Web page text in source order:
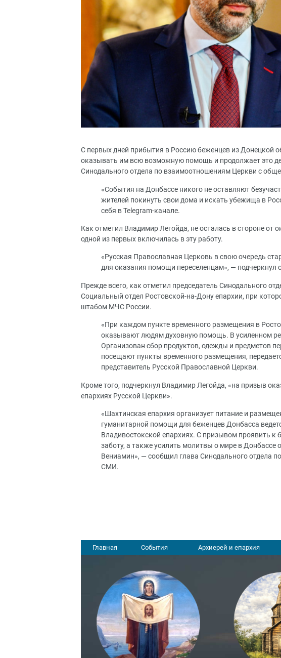
С первых дней прибытия в Россию беженцев из Донецкой
оказывать им всю возможную помощь и продолжает это
Синодального отдела по взаимоотношениям Церкви с
«События на Донбассе никого не оставляют
жителей покинуть свои дома и искать убежища в
себя в Telegram-канале.
Как отметил Владимир Легойда, не осталась в стороне
одной из первых включилась в эту работу.
«Русская Православная Церковь в свою очередь
для оказания помощи переселенцам», — подчеркнул
Прежде всего, как отметил председатель Синодального
Социальный отдел Ростовской-на-Дону епархии, при
штабом МЧС России.
«При каждом пункте временного размещения в
оказывают людям духовную помощь. В усиленном
Организован сбор продуктов, одежды и предметов
посещают пункты временного размещения,
представитель Русской Православной Церкви.
Кроме того, подчеркнул Владимир Легойда, «на призыв
епархиях Русской Церкви».
«Шахтинская епархия организует питание и
гуманитарной помощи для беженцев Донбасса
Владивостокской епархиях. С призывом проявить
заботу, а также усилить молитвы о мире в Донбассе
Вениамин», — сообщил глава Синодального отдела
СМИ.
Главная События Архиерей и епархия